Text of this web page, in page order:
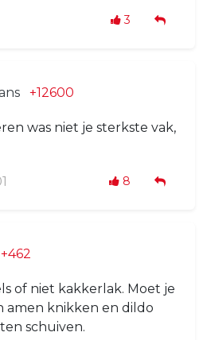
3
+12600
was niet je sterkste vak,
8
+462
of niet kakkerlak. Moet je
amen knikken en dildo
schuiven.